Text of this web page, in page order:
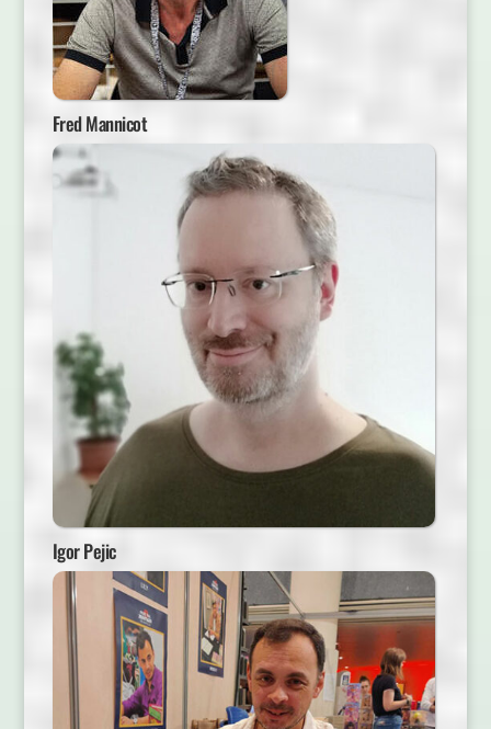
Fred Mannicot
Igor Pejic